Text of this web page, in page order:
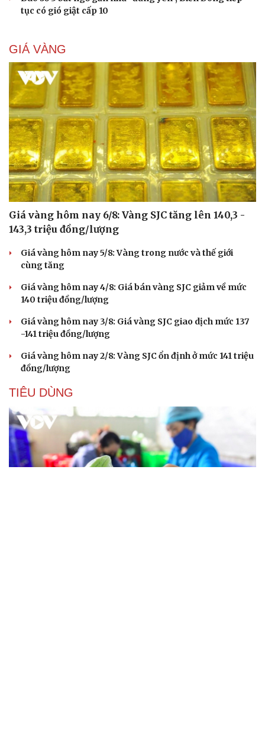
tục có gió giật cấp 10
GIÁ VÀNG
Giá vàng hôm nay 6/8: Vàng SJC tăng lên 140,3 -
143,3 triệu đồng/lượng
Giá vàng hôm nay 5/8: Vàng trong nước và thế giới
cùng tăng
Giá vàng hôm nay 4/8: Giá bán vàng SJC giảm về mức
140 triệu đồng/lượng
Giá vàng hôm nay 3/8: Giá vàng SJC giao dịch mức 137
-141 triệu đồng/lượng
Giá vàng hôm nay 2/8: Vàng SJC ổn định ở mức 141 triệu
đồng/lượng
TIÊU DÙNG